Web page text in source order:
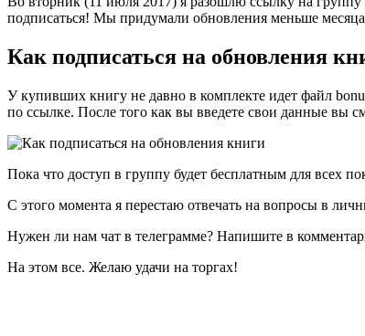
подписаться! Мы придумали обновления меньше
Как подписаться на обновления
У купивших книгу не давно в комплекте идет файл
по ссылке. После того как вы введете свои данные вы
Пока что доступ в группу будет бесплатным для всех
С этого момента я перестаю отвечать на вопросы в
Нужен ли нам чат в телеграмме? Напишите в
На этом все. Желаю удачи на торгах!